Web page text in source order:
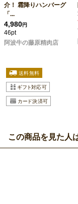
介！ 霜降りハンバーグ
「...
4,980円
46pt
阿波牛の藤原精肉店
この商品を見た人